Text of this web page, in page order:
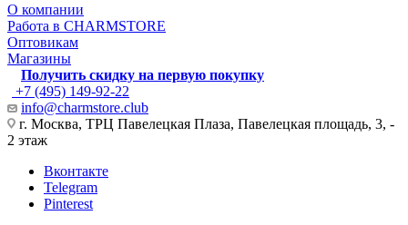
О компании
Работа в CHARMSTORE
Оптовикам
Магазины
Получить скидку на первую покупку
+7 (495) 149-92-22
info@charmstore.club
г. Москва, ТРЦ Павелецкая Плаза, Павелецкая площадь, 3, -
2 этаж
Вконтакте
Telegram
Pinterest